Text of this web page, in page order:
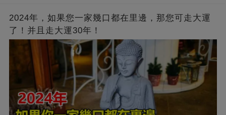
2024年，如果您一家幾口都在里邊，那您可走大運
了！并且走大運30年！